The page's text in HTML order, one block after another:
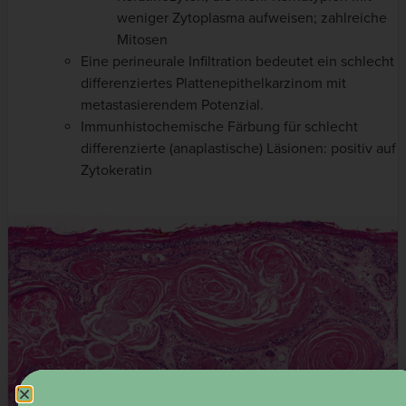
weniger Zytoplasma aufweisen; zahlreiche
Mitosen
Eine perineurale Infiltration bedeutet ein schlecht
differenziertes Plattenepithelkarzinom mit
metastasierendem Potenzial.
Immunhistochemische Färbung für schlecht
differenzierte (anaplastische) Läsionen: positiv auf
Zytokeratin